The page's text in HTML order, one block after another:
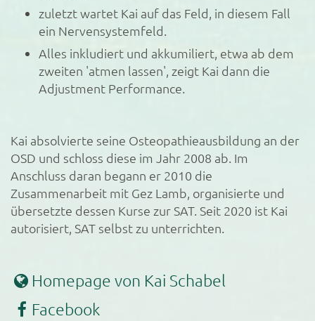
zuletzt wartet Kai auf das Feld, in diesem Fall
ein Nervensystemfeld.
Alles inkludiert und akkumiliert, etwa ab dem
zweiten 'atmen lassen', zeigt Kai dann die
Adjustment Performance.
Kai absolvierte seine Osteopathieausbildung an der
OSD und schloss diese im Jahr 2008 ab. Im
Anschluss daran begann er 2010 die
Zusammenarbeit mit Gez Lamb, organisierte und
übersetzte dessen Kurse zur SAT. Seit 2020 ist Kai
autorisiert, SAT selbst zu unterrichten.
Homepage von Kai Schabel
Facebook